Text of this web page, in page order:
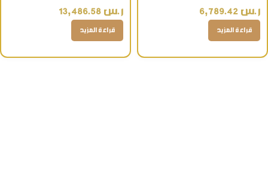
ر.س
قراءة المزيد
ر.س
قراءة المزيد